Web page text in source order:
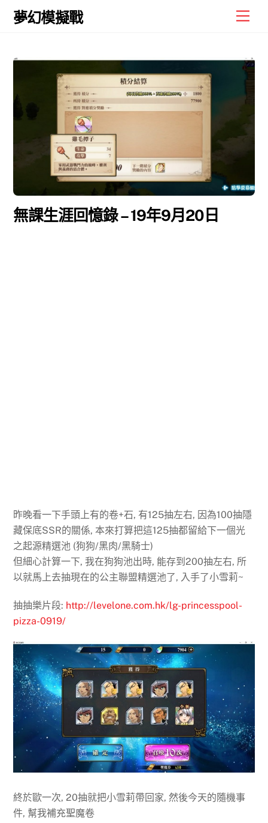
Skip
夢幻模擬戰
無課生涯回憶錄 – 19年9月20日
昨晚看一下手頭上有的卷+石, 有125抽左右, 因為100抽隱
藏保底SSR的關係, 本來打算把這125抽都留給下一個光
之起源精選池 (狗狗/黑肉/黑騎士)
但細心計算一下, 我在狗狗池出時, 能存到200抽左右, 所
以就馬上去抽現在的公主聯盟精選池了, 入手了小雪莉~
抽抽樂片段: http://levelone.com.hk/lg-princesspool-
pizza-0919/
終於歐一次, 20抽就把小雪莉帶回家, 然後今天的隨機事
件, 幫我補充聖魔卷